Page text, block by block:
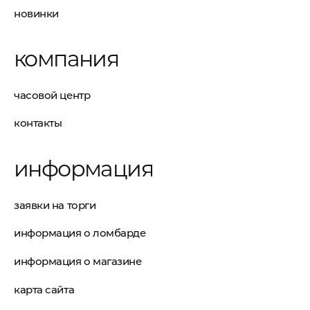
выдерживают влияние времени: золото, кожа
Купив неновый хронометр, вы сможете получить
элитное изделие наивысшего качества. При этом
получить нужные средства, в сложной для них
Ссуды под залог от 5% в месяц!
Быстрый выкуп часов за 30 минут.
Минимальное количество документов – только
паспорт.
Срок действия залога – 30 дней. При
необходимости его легко продлить, чтобы предмет
новинки
компания
часовой центр
контакты
информация
заявки на торги
информация о ломбарде
информация о магазине
карта сайта